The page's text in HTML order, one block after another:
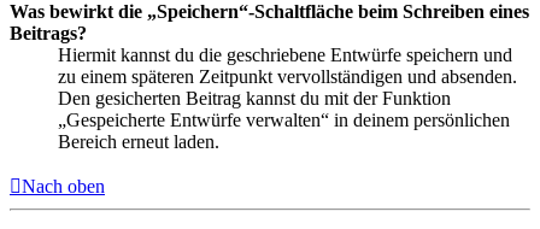
Was bewirkt die „Speichern“-Schaltfläche beim Schreiben eines
Beitrags?
Hiermit kannst du die geschriebene Entwürfe speichern und
zu einem späteren Zeitpunkt vervollständigen und absenden.
Den gesicherten Beitrag kannst du mit der Funktion
„Gespeicherte Entwürfe verwalten“ in deinem persönlichen
Bereich erneut laden.
Nach oben